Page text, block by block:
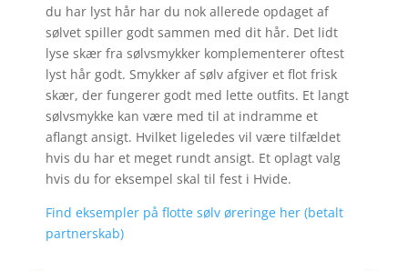
du har lyst hår har du nok allerede opdaget af
sølvet spiller godt sammen med dit hår. Det lidt
lyse skær fra sølvsmykker komplementerer oftest
lyst hår godt. Smykker af sølv afgiver et flot frisk
skær, der fungerer godt med lette outfits. Et langt
sølvsmykke kan være med til at indramme et
aflangt ansigt. Hvilket ligeledes vil være tilfældet
hvis du har et meget rundt ansigt. Et oplagt valg
hvis du for eksempel skal til fest i Hvide.
Find eksempler på flotte sølv øreringe her (betalt
partnerskab)